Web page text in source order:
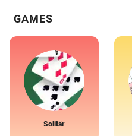
GAMES
Solitär